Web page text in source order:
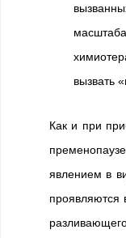
вызвать
Как и при
явлением в
проявляются